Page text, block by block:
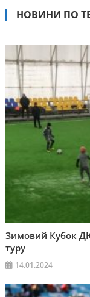
НОВИНИ ПО
Зимовий Кубок
туру
14.01.2024